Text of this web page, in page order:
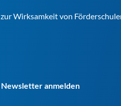
Wirksamkeit von
Newsletter anmelden